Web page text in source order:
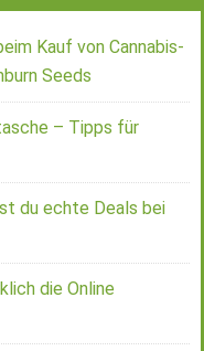
Kauf von Cannabis-
Seeds
– Tipps für
du echte Deals bei
die Online